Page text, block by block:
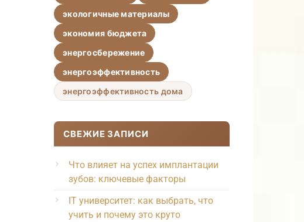
экологичные материалы
экономия бюджета
энергосбережение
энергоэффективность
энергоэффективность дома
СВЕЖИЕ ЗАПИСИ
Что влияет на успех имплантации
зубов: ключевые факторы
IT университет: как выбрать, что
учить и почему это круто